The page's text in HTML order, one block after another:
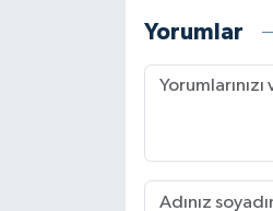
Yorumlar